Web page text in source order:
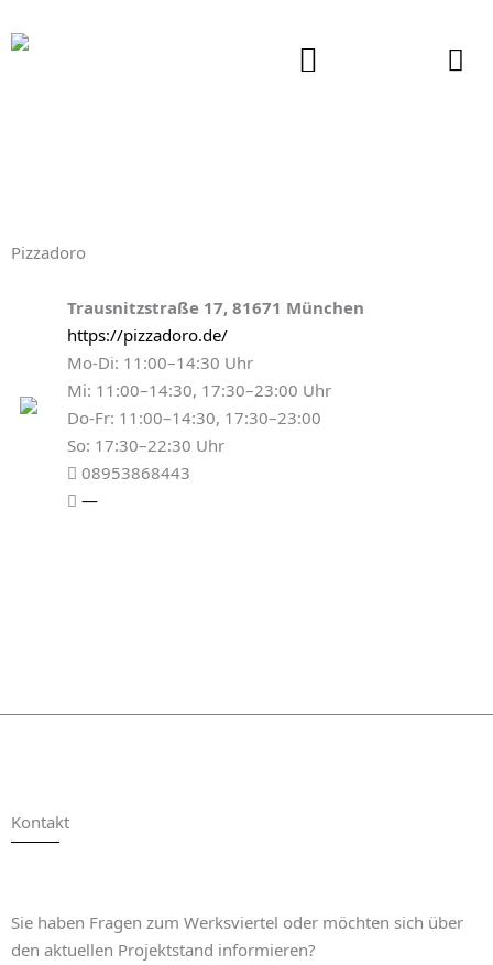
Inhalt
Pizzadoro
Trausnitzstraße 17, 81671 München
https://pizzadoro.de/
Mo-Di: 11:00–14:30 Uhr
Mi: 11:00–14:30, 17:30–23:00 Uhr
Do-Fr: 11:00–14:30, 17:30–23:00
So: 17:30–22:30 Uhr
08953868443
—
Kontakt
Sie haben Fragen zum Werksviertel oder möchten sich über
den aktuellen Projektstand informieren?